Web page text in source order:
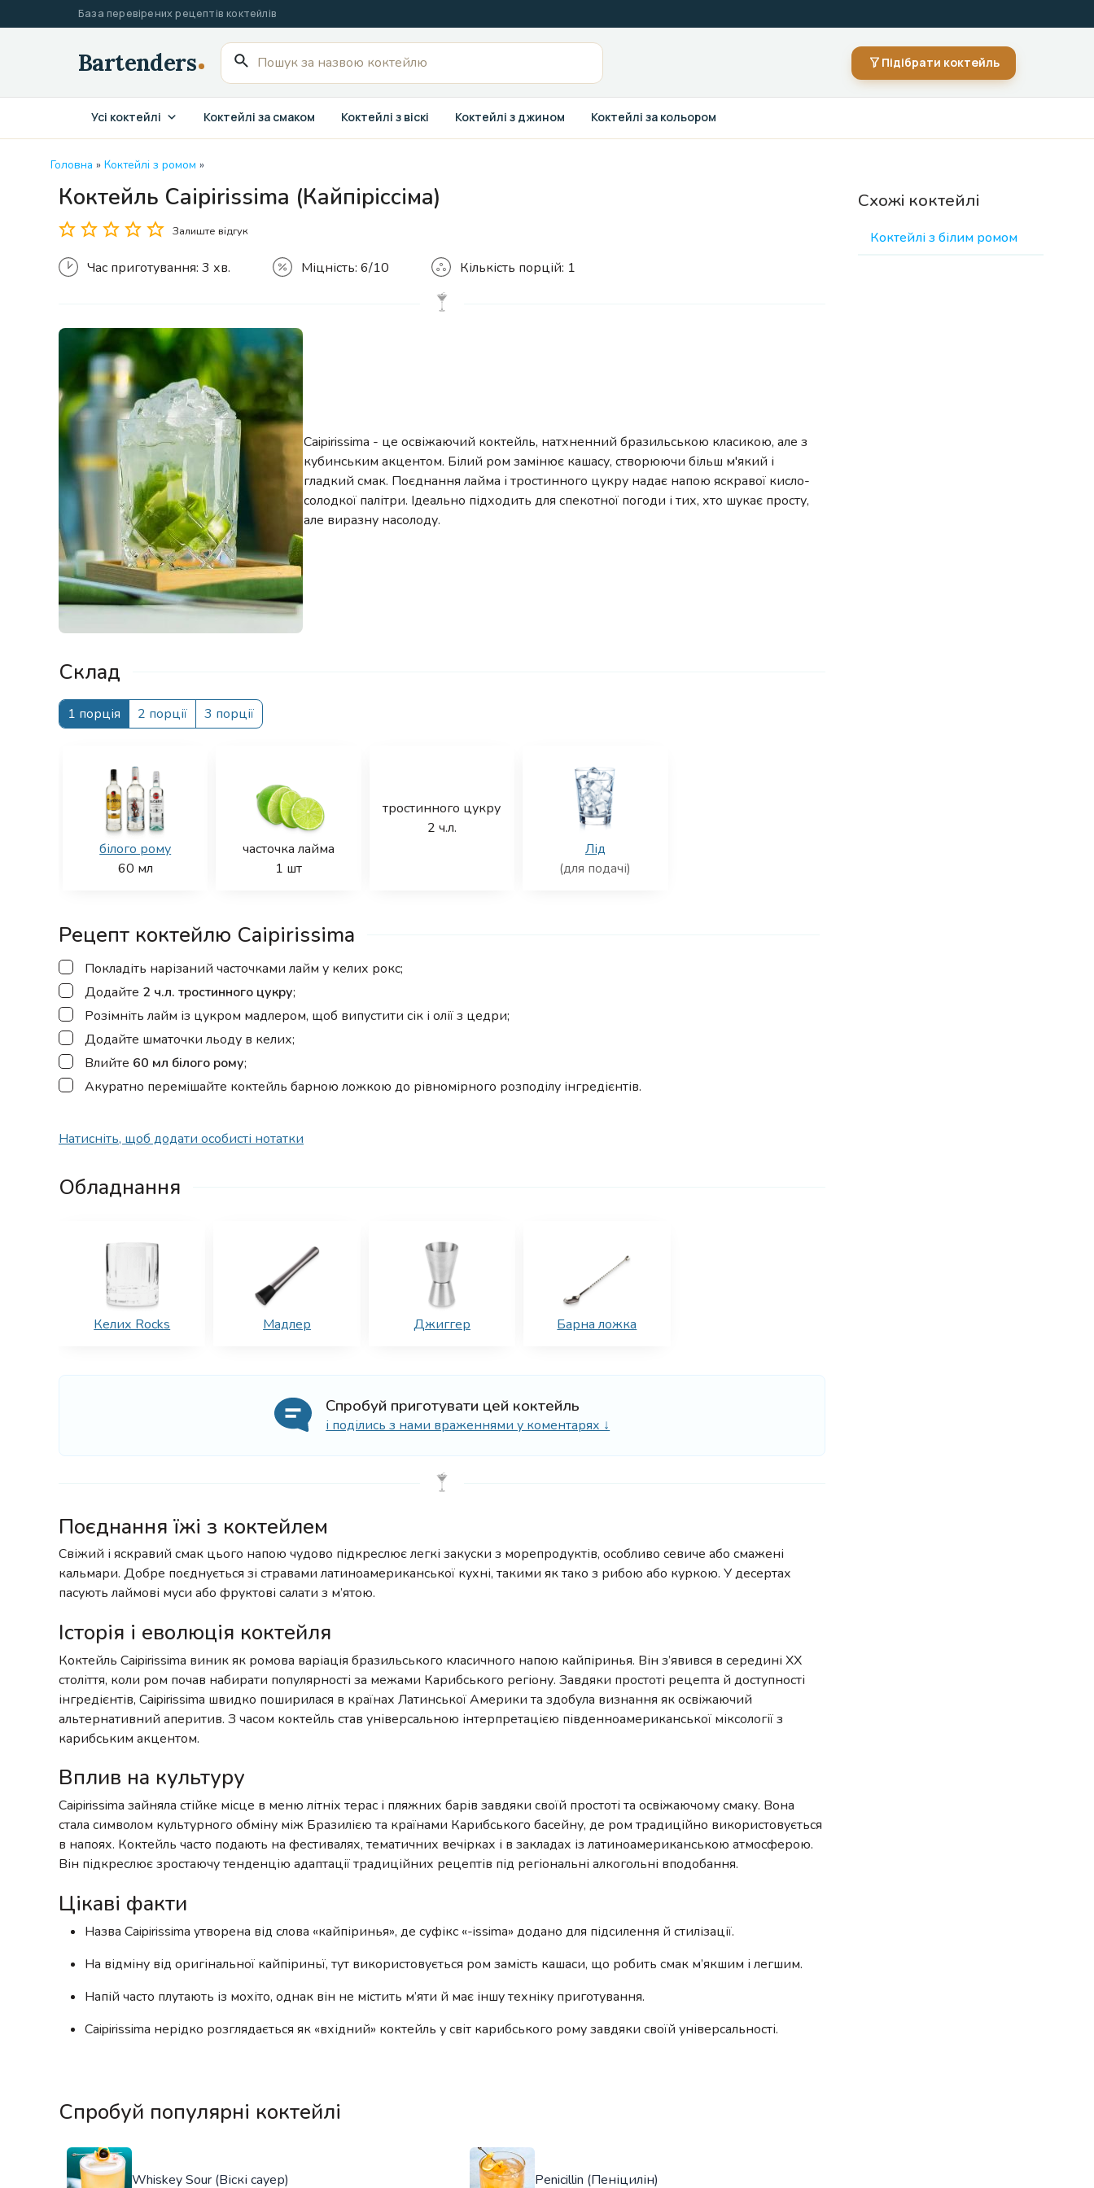
до
База перевірених рецептів коктейлів
Пошук
для:
Підібрати коктейль
Усі коктейлі Коктейлі за смаком Коктейлі з віскі Коктейлі з джином Коктейлі за кольором
Головна » Коктейлі з ромом »
Коктейль Caipirissima (Кайпіріссіма)
Залиште відгук
Час приготування: 3 хв. Міцність: 6/10 Кількість порцій: 1
Caipirissima - це освіжаючий коктейль, натхненний бразильською класикою, але з
кубинським акцентом. Білий ром замінює кашасу, створюючи більш м'який і
гладкий смак. Поєднання лайма і тростинного цукру надає напою яскравої кисло-
солодкої палітри. Ідеально підходить для спекотної погоди і тих, хто шукає просту,
але виразну насолоду.
Склад
1 порція 2 порції 3 порції
білого рому
60 мл
часточка лайма
1 шт
тростинного цукру
2 ч.л.
Лід
(для подачі)
Рецепт коктейлю Caipirissima
▢
Покладіть нарізаний часточками лайм у келих рокс;
▢
Додайте 2 ч.л. тростинного цукру;
▢
Розімніть лайм із цукром мадлером, щоб випустити сік і олії з цедри;
▢
Додайте шматочки льоду в келих;
▢
Влийте 60 мл білого рому;
▢
Акуратно перемішайте коктейль барною ложкою до рівномірного розподілу інгредієнтів.
Натисніть, щоб додати особисті нотатки
Обладнання
Келих Rocks Мадлер Джиггер Барна ложка
Спробуй приготувати цей коктейль
і поділись з нами враженнями у коментарях ↓
Поєднання їжі з коктейлем
Свіжий і яскравий смак цього напою чудово підкреслює легкі закуски з морепродуктів, особливо севиче або смажені
кальмари. Добре поєднується зі стравами латиноамериканської кухні, такими як тако з рибою або куркою. У десертах
пасують лаймові муси або фруктові салати з м’ятою.
Історія і еволюція коктейля
Коктейль Caipirissima виник як ромова варіація бразильського класичного напою кайпіринья. Він з’явився в середині XX
століття, коли ром почав набирати популярності за межами Карибського регіону. Завдяки простоті рецепта й доступності
інгредієнтів, Caipirissima швидко поширилася в країнах Латинської Америки та здобула визнання як освіжаючий
альтернативний аперитив. З часом коктейль став універсальною інтерпретацією південноамериканської міксології з
карибським акцентом.
Вплив на культуру
Caipirissima зайняла стійке місце в меню літніх терас і пляжних барів завдяки своїй простоті та освіжаючому смаку. Вона
стала символом культурного обміну між Бразилією та країнами Карибського басейну, де ром традиційно використовується
в напоях. Коктейль часто подають на фестивалях, тематичних вечірках і в закладах із латиноамериканською атмосферою.
Він підкреслює зростаючу тенденцію адаптації традиційних рецептів під регіональні алкогольні вподобання.
Цікаві факти
Назва Caipirissima утворена від слова «кайпіринья», де суфікс «-issima» додано для підсилення й стилізації.
На відміну від оригінальної кайпіриньї, тут використовується ром замість кашаси, що робить смак м’якшим і легшим.
Напій часто плутають із мохіто, однак він не містить м’яти й має іншу техніку приготування.
Caipirissima нерідко розглядається як «вхідний» коктейль у світ карибського рому завдяки своїй універсальності.
Спробуй популярні коктейлі
Whiskey Sour (Віскі сауер) Penicillin (Пеніцилін)
Схожі коктейлі
Коктейлі з білим ромом